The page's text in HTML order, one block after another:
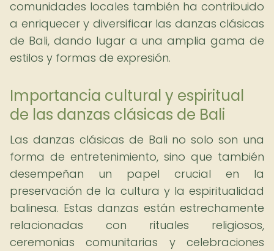
comunidades locales también ha contribuido
a enriquecer y diversificar las danzas clásicas
de Bali, dando lugar a una amplia gama de
estilos y formas de expresión.
Importancia cultural y espiritual
de las danzas clásicas de Bali
Las danzas clásicas de Bali no solo son una
forma de entretenimiento, sino que también
desempeñan un papel crucial en la
preservación de la cultura y la espiritualidad
balinesa. Estas danzas están estrechamente
relacionadas con rituales religiosos,
ceremonias comunitarias y celebraciones